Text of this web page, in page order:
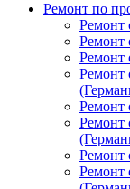
Ремонт по
Ремонт
Ремонт
Ремонт
Ремонт
Ремонт
Ремонт
Ремонт